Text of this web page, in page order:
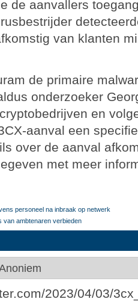
de aanvallers
van klanten
de primaire
onderzoeker
en
aanval een
over de aanval
met meer
personeel na inbraak op netwerk
van ambtenaren verbieden
2023/04/03/